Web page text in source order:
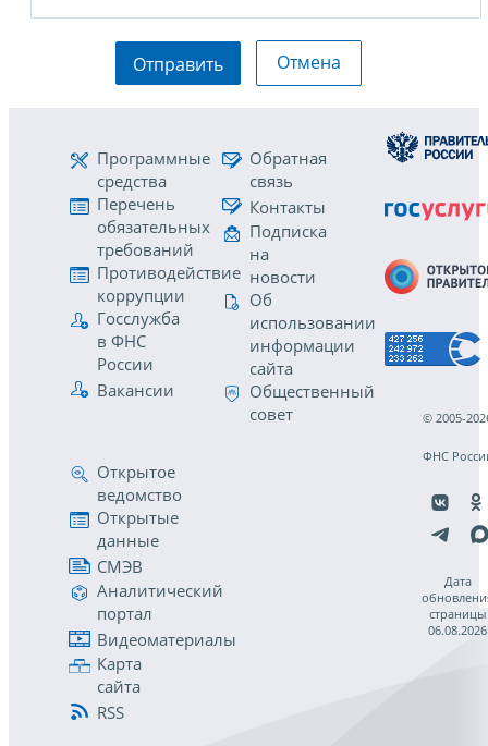
Отправить Отмена
Программные
средства
Перечень
обязательных
требований
Противодействие
коррупции
Госслужба
в ФНС
России
Вакансии
Обратная
связь
Контакты
Подписка
на
новости
Об
использовании
информации
сайта
Общественный
совет
Открытое
ведомство
Открытые
данные
СМЭВ
Аналитический
портал
Видеоматериалы
Карта
сайта
RSS
© 2005-
ФНС
Дата
страницы
06.08.2026